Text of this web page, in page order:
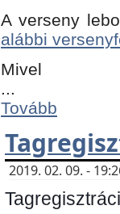
A verseny
alábbi
Mivel
...
Tovább
2019. 02. 09. -